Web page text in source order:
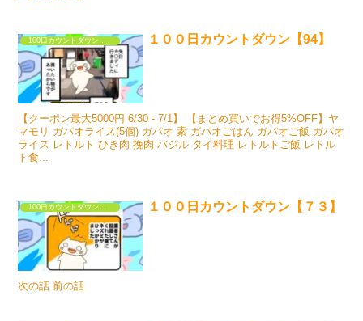
１００日カウントダウン【94】
【クーポン最大5000円 6/30 - 7/1】 【まとめ買いでお得5%OFF】ヤ
マモリ ガパオライス(5個) ガパオ 素 ガパオごはん ガパオご飯 ガパオ
ライス レトルト ひき肉 挽肉 バジル タイ料理 レトルトご飯 レトル
ト食...
100日カウントダウンするだけの漫画① １００日カウントダウン【７３】
次の話 前の話